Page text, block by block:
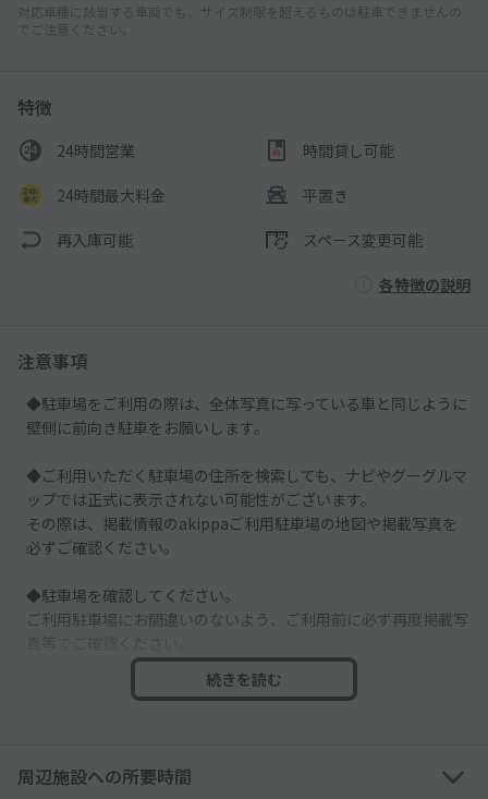
対応車種に該当する車両でも、サイズ制限を超えるものは駐車できませんの
でご注意ください。
特徴
24時間営業 時間貸し可能
24時間最大料金 平置き
再入庫可能 スペース変更可能
各特徴の説明
注意事項
◆駐車場をご利用の際は、全体写真に写っている車と同じように
壁側に前向き駐車をお願いします。
◆ご利用いただく駐車場の住所を検索しても、ナビやグーグルマ
ップでは正式に表示されない可能性がございます。
その際は、掲載情報のakippaご利用駐車場の地図や掲載写真を
必ずご確認ください。
◆駐車場を確認してください。
ご利用駐車場にお間違いのないよう、ご利用前に必ず再度掲載写
◆他の空スペースは別契約者様のスペースとなりますので、必ず
ますのでかならず予約した駐車場の掲載写真をご確認ください。
続きを読む
周辺施設への所要時間